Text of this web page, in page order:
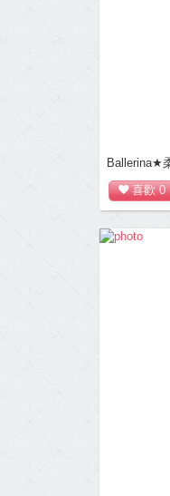
Ballerina★
卡辛S型豆
喜歡0